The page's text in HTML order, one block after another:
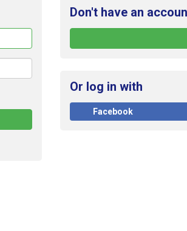
Forget
Don't have an
Or log in with
Facebook